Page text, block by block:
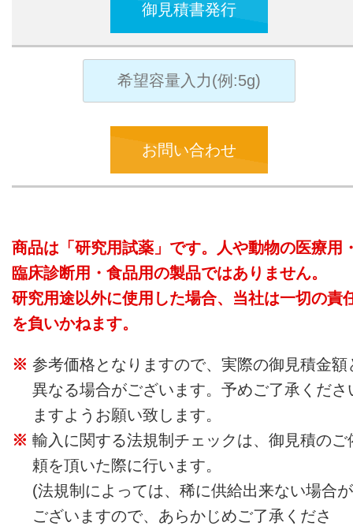
御見積書発行
お問い合わせ
商品は「研究用試薬」です。人や動物の医療用
臨床診断用・食品用の製品ではありません。
研究用途以外に使用した場合、当社は一切の責
を負いかねます。
参考価格となりますので、実際の御見積金額
異なる場合がございます。予めご了承くださ
ますようお願い致します。
輸入に関する法規制チェックは、御見積のご
頼を頂いた際に行います。
(法規制によっては、稀に供給出来ない場合が
ございますので、あらかじめご了承くださ